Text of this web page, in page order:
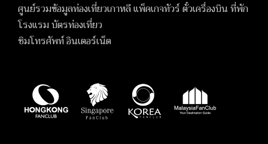
ศูนย์รวมข้อมูลท่องเที่ยวเกาหลี แพ็คเกจทัวร์ ตั๋วเครื่องบิน ที่พัก
โรงแรม บัตรท่องเที่ยว
ซิมโทรศัพท์ อินเตอร์เน็ต